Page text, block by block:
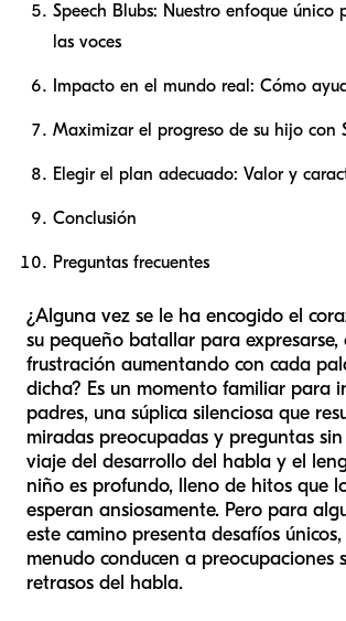
Speech Blubs: Nuestro enfoque único
las voces
Impacto en el mundo real: Cómo
Maximizar el progreso de su hijo con
Elegir el plan adecuado: Valor y
Conclusión
Preguntas frecuentes
¿Alguna vez se le ha encogido el
su pequeño batallar para expresarse,
frustración aumentando con cada
dicha? Es un momento familiar para
padres, una súplica silenciosa que
miradas preocupadas y preguntas sin
viaje del desarrollo del habla y el
niño es profundo, lleno de hitos que
esperan ansiosamente. Pero para
este camino presenta desafíos
menudo conducen a preocupaciones
retrasos del habla.